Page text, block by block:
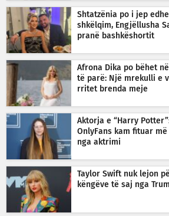
Shtatzënia po i jep
shkëlqim, Engjëllusha
pranë bashkëshortit
Afrona Dika po bëhet
të parë: Një mrekulli e
rritet brenda meje
Aktorja e “Harry
OnlyFans kam fituar
nga aktrimi
Taylor Swift nuk lejon
këngëve të saj nga